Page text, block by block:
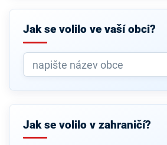
Jak se volilo ve vaší obci?
Jak se volilo v zahraničí?